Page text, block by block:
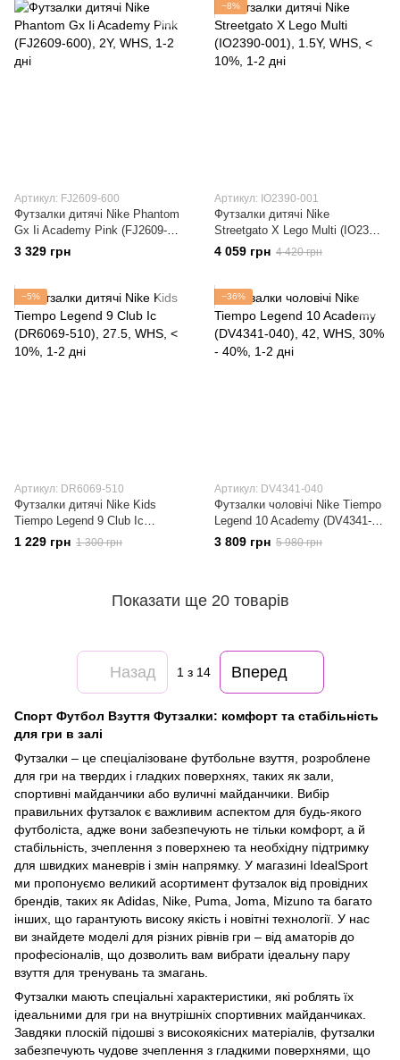
Артикул: FJ2609-600
Футзалки дитячі Nike Phantom
Gx Ii Academy Pink (FJ2609-
600)
3 329 грн
−8%
Артикул: IO2390-001
Футзалки дитячі Nike
Streetgato X Lego Multi (IO2390-
001)
4 059 грн 4 420 грн
−5%
Артикул: DR6069-510
Футзалки дитячі Nike Kids
Tiempo Legend 9 Club Ic
(DR6069-510)
1 229 грн 1 300 грн
−36%
Артикул: DV4341-040
Футзалки чоловічі Nike Tiempo
Legend 10 Academy (DV4341-
040)
3 809 грн 5 980 грн
Показати ще 20 товарів
Назад 1 з 14 Вперед
Спорт Футбол Взуття Футзалки: комфорт та стабільність
для гри в залі
Футзалки – це спеціалізоване футбольне взуття, розроблене
для гри на твердих і гладких поверхнях, таких як зали,
спортивні майданчики або вуличні майданчики. Вибір
правильних футзалок є важливим аспектом для будь-якого
футболіста, адже вони забезпечують не тільки комфорт, а й
стабільність, зчеплення з поверхнею та необхідну підтримку
для швидких маневрів і змін напрямку. У магазині IdealSport
ми пропонуємо великий асортимент футзалок від провідних
брендів, таких як Adidas, Nike, Puma, Joma, Mizuno та багато
інших, що гарантують високу якість і новітні технології. У нас
ви знайдете моделі для різних рівнів гри – від аматорів до
професіоналів, що дозволить вам вибрати ідеальну пару
взуття для тренувань та змагань.
Футзалки мають спеціальні характеристики, які роблять їх
ідеальними для гри на внутрішніх спортивних майданчиках.
Завдяки плоскій підошві з високоякісних матеріалів, футзалки
забезпечують чудове зчеплення з гладкими поверхнями, що